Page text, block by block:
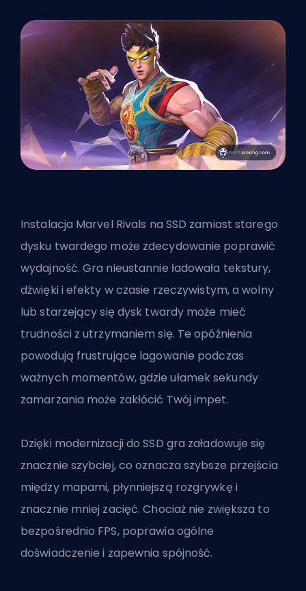
Instalacja Marvel Rivals na SSD zamiast starego
dysku twardego może zdecydowanie poprawić
wydajność. Gra nieustannie ładowała tekstury,
dźwięki i efekty w czasie rzeczywistym, a wolny
lub starzejący się dysk twardy może mieć
trudności z utrzymaniem się. Te opóźnienia
powodują frustrujące lagowanie podczas
ważnych momentów, gdzie ułamek sekundy
zamarzania może zakłócić Twój impet.
Dzięki modernizacji do SSD gra załadowuje się
znacznie szybciej, co oznacza szybsze przejścia
między mapami, płynniejszą rozgrywkę i
znacznie mniej zacięć. Chociaż nie zwiększa to
bezpośrednio FPS, poprawia ogólne
doświadczenie i zapewnia spójność.